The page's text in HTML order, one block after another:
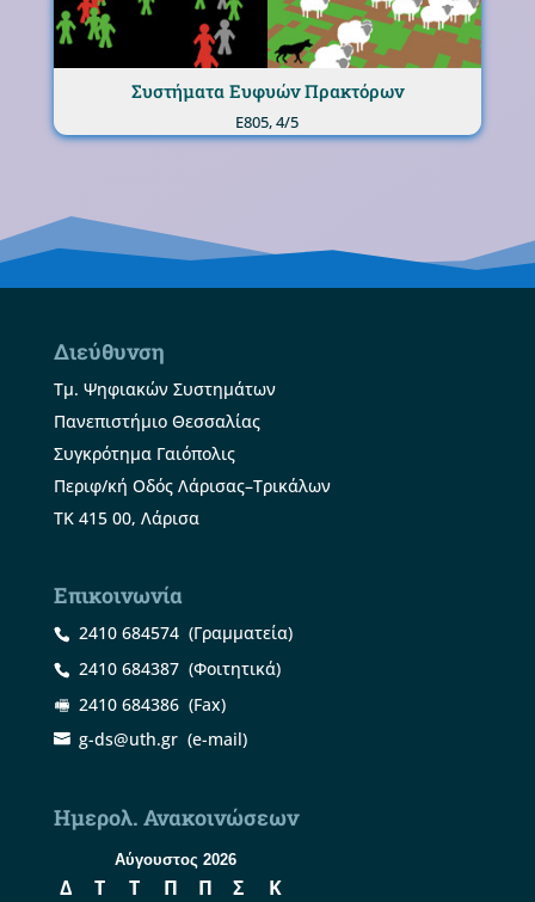
Συστήματα Ευφυών Πρακτόρων
Ε805, 4/5
Διεύθυνση
Τμ. Ψηφιακών Συστημάτων
Πανεπιστήμιο Θεσσαλίας
Συγκρότημα Γαιόπολις
Περιφ/κή Οδός Λάρισας–Τρικάλων
ΤΚ 415 00, Λάρισα
Επικοινωνία
2410 684574(Γραμματεία)
2410 684387(Φοιτητικά)
2410 684386(Fax)
g-ds@uth.gr(e-mail)
Ημερολ. Ανακοινώσεων
Αύγουστος 2026
Δ Τ Τ Π Π Σ
Κ